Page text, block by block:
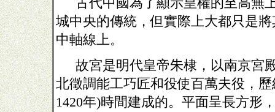
城中央的傳統，但實際上大都只是
中軸線上。
故宮是明代皇帝朱棣，以南京宮
北徵調能工巧匠和役使百萬夫役，歷
1420年)時間建成的。平面呈長方形